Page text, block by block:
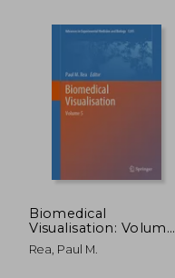
Biomedical
Visualisation: Volume
5 (en Inglés)
Rea, Paul M.